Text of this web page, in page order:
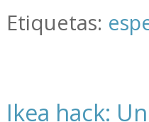
Etiquetas:
Ikea hack: